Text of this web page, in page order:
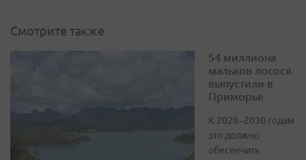
Смотрите также
54 миллиона
мальков лосося
выпустили в
Приморье
К 2028–2030 годам
это должно
обеспечить